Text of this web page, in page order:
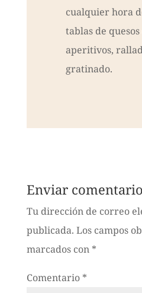
cualquier hora
tablas de
aperitivos,
gratinado.
Enviar comentario
Tu dirección de correo
publicada. Los campos
marcados con *
Comentario *